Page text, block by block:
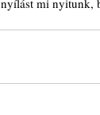
nyílást mi nyitunk,